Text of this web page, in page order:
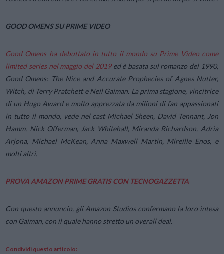
GOOD OMENS SU PRIME VIDEO
Good Omens ha debuttato in tutto il mondo su Prime Video come
limited seriesnel maggio del 2019ed è basata sul romanzo del 1990,
Good Omens: The Nice and Accurate Prophecies of Agnes Nutter,
Witch, di Terry Pratchett e Neil Gaiman. La prima stagione, vincitrice
di un Hugo Award e molto apprezzata da milioni di fan appassionati
in tutto il mondo, vede nel cast Michael Sheen, David Tennant, Jon
Hamm, Nick Offerman, Jack Whitehall, Miranda Richardson, Adria
Arjona, Michael McKean, Anna Maxwell Martin, Mireille Enos, e
molti altri.
PROVA AMAZON PRIME GRATIS CON TECNOGAZZETTA
Con questo annuncio, gli Amazon Studios confermano la loro intesa
con Gaiman, con il quale hanno stretto un overall deal.
Condividi questo articolo: